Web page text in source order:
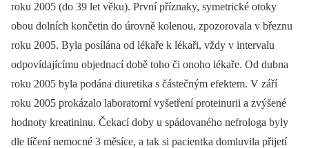
roku 2005 (do 39 let věku). První příznaky, symetrické otoky
obou dolních končetin do úrovně kolenou, zpozorovala v březnu
roku 2005. Byla posílána od lékaře k lékaři, vždy v intervalu
odpovídajícímu objednací době toho či onoho lékaře. Od dubna
roku 2005 byla podána diuretika s částečným efektem. V září
roku 2005 prokázalo laboratorní vyšetření proteinurii a zvýšené
hodnoty kreatininu. Čekací doby u spádovaného nefrologa byly
dle líčení nemocné 3 měsíce, a tak si pacientka domluvila přijetí